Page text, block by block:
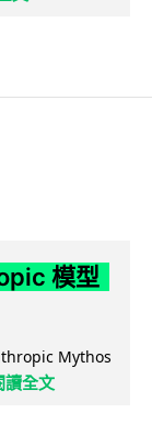
模型
Mythos
讀全文